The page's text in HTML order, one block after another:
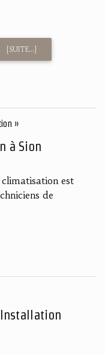
[SUITE...]
»
à Sion
est
de